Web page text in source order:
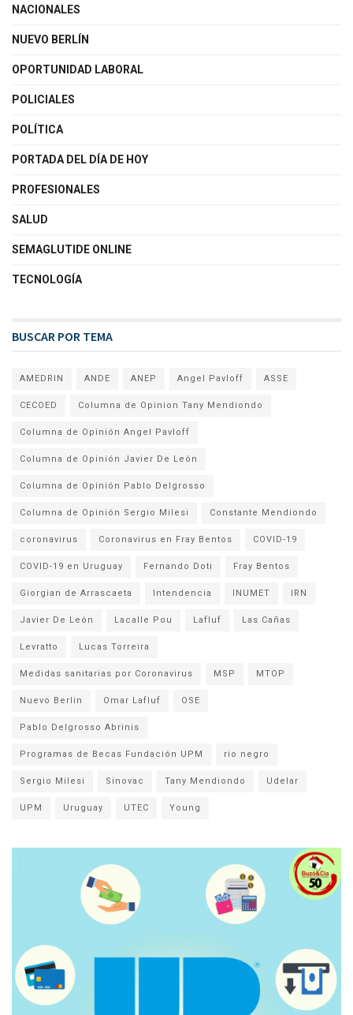
NACIONALES
NUEVO BERLÍN
OPORTUNIDAD LABORAL
POLICIALES
POLÍTICA
PORTADA DEL DÍA DE HOY
PROFESIONALES
SALUD
SEMAGLUTIDE ONLINE
TECNOLOGÍA
BUSCAR POR TEMA
AMEDRIN ANDE ANEP Angel Pavloff ASSE
CECOED Columna de Opinion Tany Mendiondo
Columna de Opinión Angel Pavloff
Columna de Opinión Javier De León
Columna de Opinión Pablo Delgrosso
Columna de Opinión Sergio Milesi Constante Mendiondo
coronavirus Coronavirus en Fray Bentos COVID-19
COVID-19 en Uruguay Fernando Doti Fray Bentos
Giorgian de Arrascaeta Intendencia INUMET IRN
Javier De León Lacalle Pou Lafluf Las Cañas
Levratto Lucas Torreira
Medidas sanitarias por Coronavirus MSP MTOP
Nuevo Berlin Omar Lafluf OSE
Pablo Delgrosso Abrinis
Programas de Becas Fundación UPM rio negro
Sergio Milesi Sinovac Tany Mendiondo Udelar
UPM Uruguay UTEC Young